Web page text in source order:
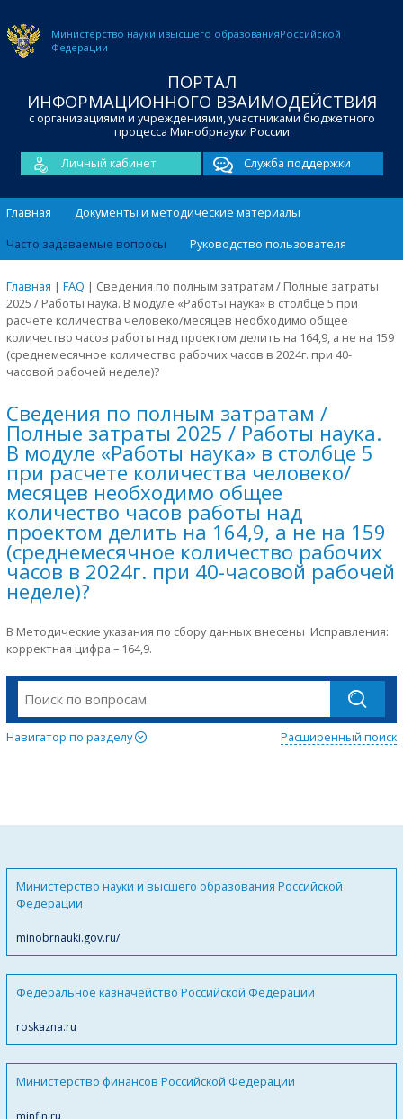
Министерство науки ивысшего образованияРоссийской
Федерации
ПОРТАЛ
ИНФОРМАЦИОННОГО ВЗАИМОДЕЙСТВИЯ
с организациями и учреждениями, участниками бюджетного
процесса Минобрнауки России
Личный кабинет
Служба поддержки
Главная
Документы и методические материалы
Часто задаваемые вопросы
Руководство пользователя
Главная | FAQ | Сведения по полным затратам / Полные затраты
2025 / Работы наука. В модуле «Работы наука» в столбце 5 при
расчете количества человеко/месяцев необходимо общее
количество часов работы над проектом делить на 164,9, а не на 159
(среднемесячное количество рабочих часов в 2024г. при 40-
часовой рабочей неделе)?
Сведения по полным затратам /
Полные затраты 2025 / Работы наука.
В модуле «Работы наука» в столбце 5
при расчете количества человеко/
месяцев необходимо общее
количество часов работы над
проектом делить на 164,9, а не на 159
(среднемесячное количество рабочих
часов в 2024г. при 40-часовой рабочей
неделе)?
В Методические указания по сбору данных внесены Исправления:
корректная цифра – 164,9.
Навигатор по разделу Расширенный поиск
Министерство науки и высшего образования Российской
Федерации
minobrnauki.gov.ru/
Федеральное казначейство Российской Федерации
roskazna.ru
Министерство финансов Российской Федерации
minfin.ru